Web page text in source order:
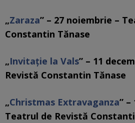
„Zaraza” – 27 noiembrie –
Constantin Tănase
„Invitaţie la Vals” – 11
Revistă Constantin Tănase
„Christmas Extravaganza” –
Teatrul de Revistă